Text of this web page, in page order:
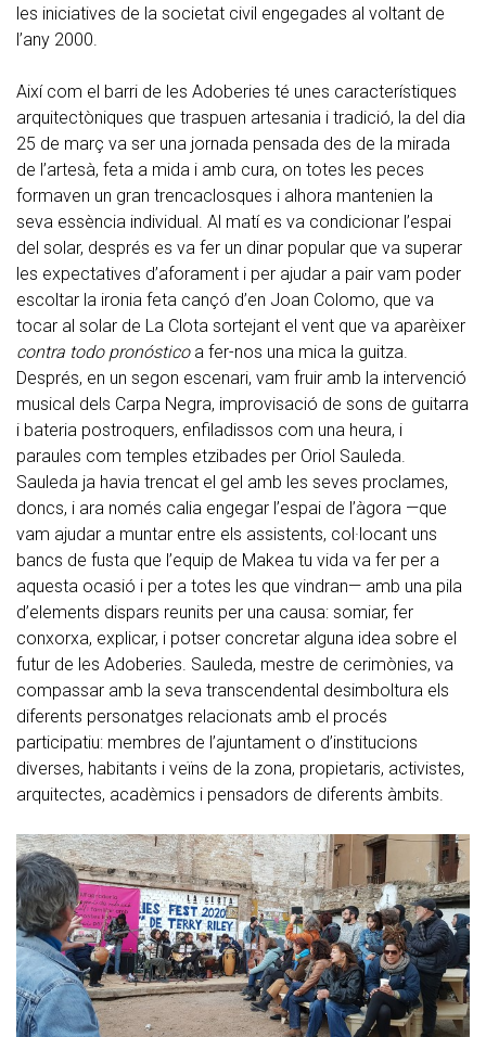
les iniciatives de la societat civil engegades al voltant de
l’any 2000.
Així com el barri de les Adoberies té unes característiques
arquitectòniques que traspuen artesania i tradició, la del dia
25 de març va ser una jornada pensada des de la mirada
de l’artesà, feta a mida i amb cura, on totes les peces
formaven un gran trencaclosques i alhora mantenien la
seva essència individual. Al matí es va condicionar l’espai
del solar, després es va fer un dinar popular que va superar
les expectatives d’aforament i per ajudar a pair vam poder
escoltar la ironia feta cançó d’en Joan Colomo, que va
tocar al solar de La Clota sortejant el vent que va aparèixer
contra todo pronósticoa fer-nos una mica la guitza.
Després, en un segon escenari, vam fruir amb la intervenció
musical dels Carpa Negra, improvisació de sons de guitarra
i bateria postroquers, enfiladissos com una heura, i
paraules com temples etzibades per Oriol Sauleda.
Sauleda ja havia trencat el gel amb les seves proclames,
doncs, i ara només calia engegar l’espai de l’àgora —que
vam ajudar a muntar entre els assistents, col·locant uns
bancs de fusta que l’equip de Makea tu vida va fer per a
aquesta ocasió i per a totes les que vindran— amb una pila
d’elements dispars reunits per una causa: somiar, fer
conxorxa, explicar, i potser concretar alguna idea sobre el
futur de les Adoberies. Sauleda, mestre de cerimònies, va
compassar amb la seva transcendental desimboltura els
diferents personatges relacionats amb el procés
participatiu: membres de l’ajuntament o d’institucions
diverses, habitants i veïns de la zona, propietaris, activistes,
arquitectes, acadèmics i pensadors de diferents àmbits.